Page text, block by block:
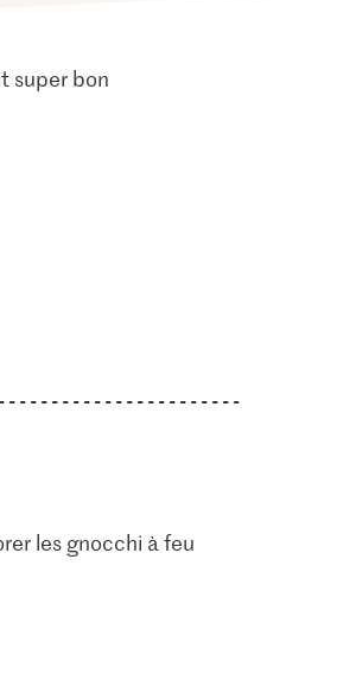
super bon
les gnocchi à feu